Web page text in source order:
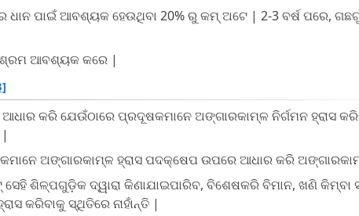
ପାଇଁ ଆବଶ୍ୟକ ହେଉଥିବା 20% ରୁ କମ୍ ଅଟେ | 2-3 ବର୍ଷ ପରେ,
ଆବଶ୍ୟକ କରେ |
କରି ଯେଉଁଠାରେ ପ୍ରଦୂଷକମାନେ ଅଙ୍ଗାରକାମ୍ଳ ନିର୍ଗମନ ହ୍ରାସ
ଅଙ୍ଗାରକାମ୍ଳ ହ୍ରାସ ପଦକ୍ଷେପ ଉପରେ ଆଧାର କରି
ଶିଳ୍ପଗୁଡ଼ିକ ଦ୍ୱାରା କିଣାଯାଇପାରିବ, ବିଶେଷକରି ବିମାନ, ଖଣି କିମ୍ବା
କରିବାକୁ ସ୍ଥିତିରେ ନାହାଁନ୍ତି |